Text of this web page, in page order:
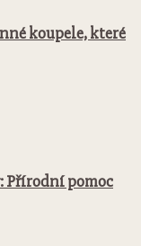
koupele, které
pomoc